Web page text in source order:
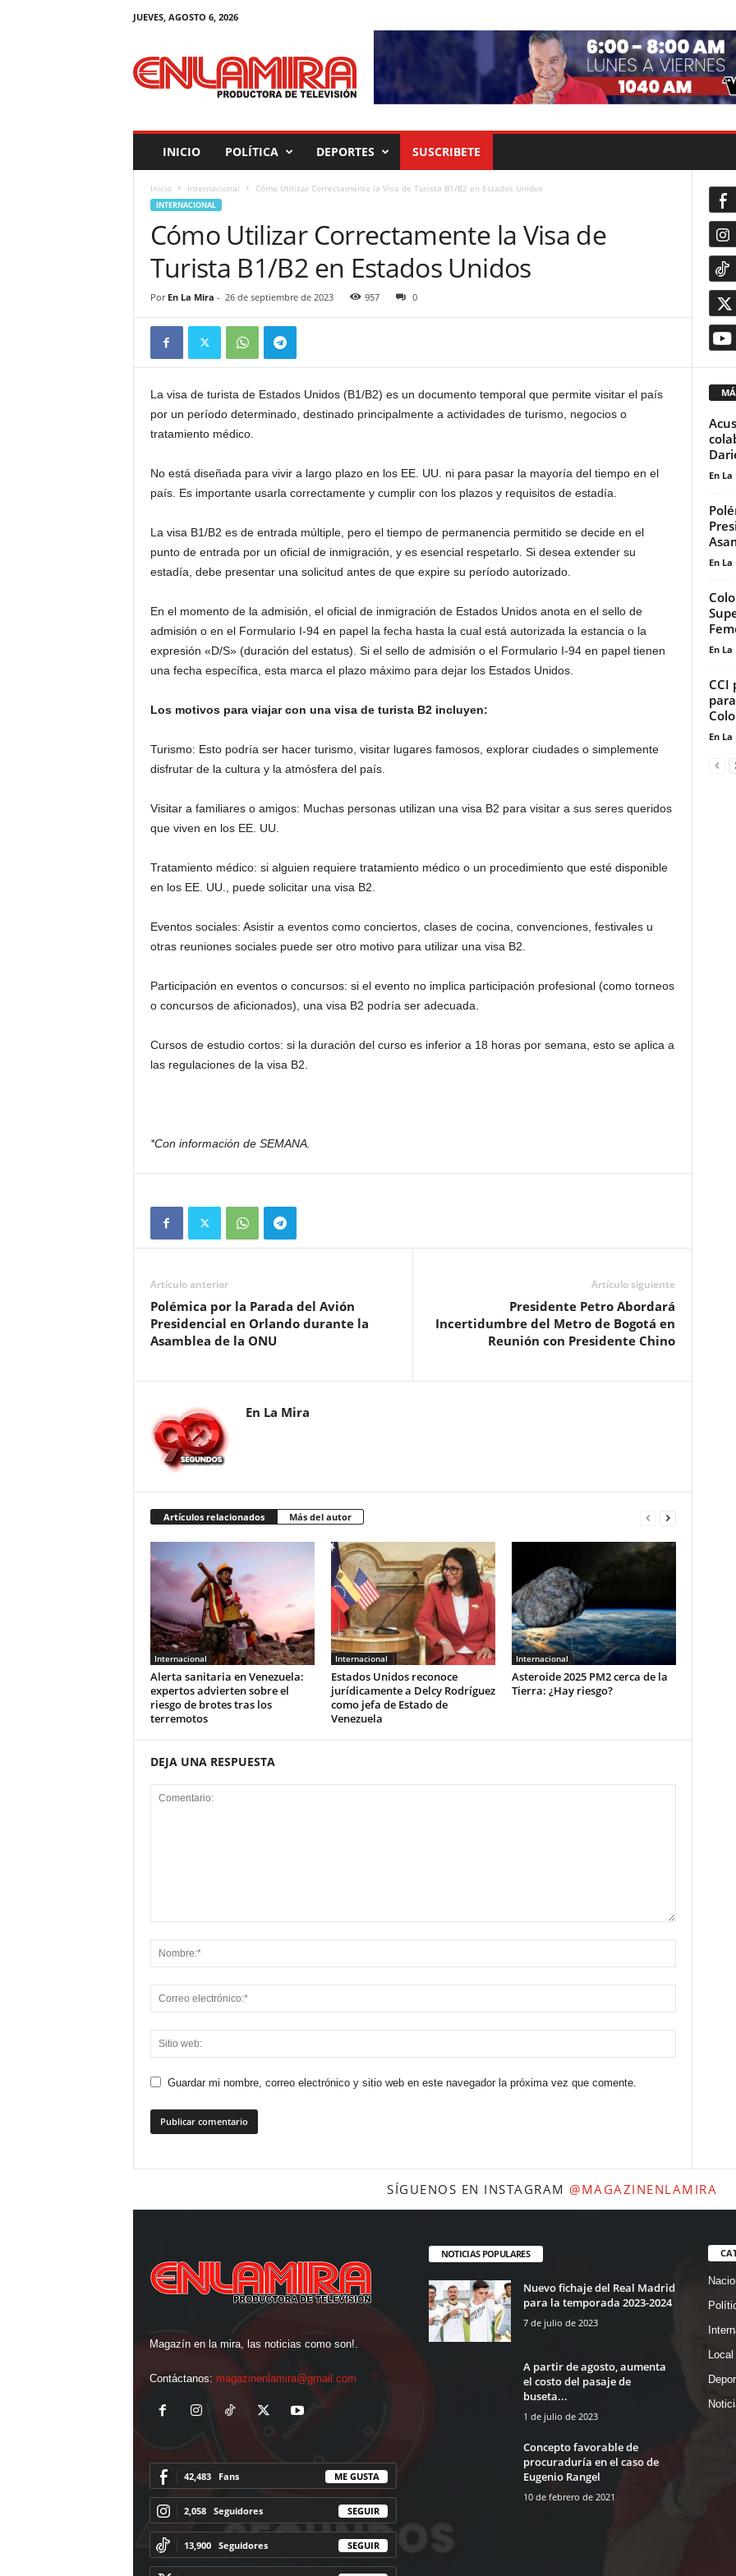
JUEVES, AGOSTO 6, 2026
g
INICIO POLÍTICA DEPORTES SUSCRIBETE
Inicio Internacional Cómo Utilizar Correctamente la Visa de Turista B1/B2 en Estados Unidos
INTERNACIONAL
Cómo Utilizar Correctamente la Visa de
Turista B1/B2 en Estados Unidos
Por En La Mira - 26 de septiembre de 2023 957 0
La visa de turista de Estados Unidos (B1/B2) es un documento temporal que permite visitar el país
por un período determinado, destinado principalmente a actividades de turismo, negocios o
tratamiento médico.
No está diseñada para vivir a largo plazo en los EE. UU. ni para pasar la mayoría del tiempo en el
país. Es importante usarla correctamente y cumplir con los plazos y requisitos de estadía.
La visa B1/B2 es de entrada múltiple, pero el tiempo de permanencia permitido se decide en el
punto de entrada por un oficial de inmigración, y es esencial respetarlo. Si desea extender su
estadía, debe presentar una solicitud antes de que expire su período autorizado.
En el momento de la admisión, el oficial de inmigración de Estados Unidos anota en el sello de
admisión o en el Formulario I-94 en papel la fecha hasta la cual está autorizada la estancia o la
expresión «D/S» (duración del estatus). Si el sello de admisión o el Formulario I-94 en papel tienen
una fecha específica, esta marca el plazo máximo para dejar los Estados Unidos.
Los motivos para viajar con una visa de turista B2 incluyen:
Turismo: Esto podría ser hacer turismo, visitar lugares famosos, explorar ciudades o simplemente
disfrutar de la cultura y la atmósfera del país.
Visitar a familiares o amigos: Muchas personas utilizan una visa B2 para visitar a sus seres queridos
que viven en los EE. UU.
Tratamiento médico: si alguien requiere tratamiento médico o un procedimiento que esté disponible
en los EE. UU., puede solicitar una visa B2.
Eventos sociales: Asistir a eventos como conciertos, clases de cocina, convenciones, festivales u
otras reuniones sociales puede ser otro motivo para utilizar una visa B2.
Participación en eventos o concursos: si el evento no implica participación profesional (como torneos
o concursos de aficionados), una visa B2 podría ser adecuada.
Cursos de estudio cortos: si la duración del curso es inferior a 18 horas por semana, esto se aplica a
las regulaciones de la visa B2.
*Con información de SEMANA.
Artículo anterior
Polémica por la Parada del Avión
Presidencial en Orlando durante la
Asamblea de la ONU
Artículo siguiente
Presidente Petro Abordará
Incertidumbre del Metro de Bogotá en
Reunión con Presidente Chino
En La Mira
Artículos relacionados Más del autor
Internacional
Alerta sanitaria en Venezuela:
expertos advierten sobre el
riesgo de brotes tras los
terremotos
Internacional
Estados Unidos reconoce
jurídicamente a Delcy Rodríguez
como jefa de Estado de
Venezuela
Internacional
Asteroide 2025 PM2 cerca de la
Tierra: ¿Hay riesgo?
DEJA UNA RESPUESTA
Guardar mi nombre, correo electrónico y sitio web en este navegador la próxima vez que comente.
En
En
En
CCI
En
SÍGUENOS EN INSTAGRAM @MAGAZINENLAMIRA
Magazín en la mira, las noticias como son!.
Contáctanos: magazinenlamira@gmail.com
42,483 Fans ME GUSTA
2,058 Seguidores SEGUIR
13,900 Seguidores SEGUIR
NOTICIAS POPULARES
Nuevo fichaje del Real Madrid
para la temporada 2023-2024
7 de julio de 2023
A partir de agosto, aumenta
el costo del pasaje de
buseta...
1 de julio de 2023
Concepto favorable de
procuraduría en el caso de
Eugenio Rangel
10 de febrero de 2021
Local